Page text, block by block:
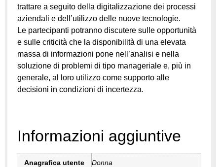
trattare a seguito della digitalizzazione dei processi
aziendali e dell’utilizzo delle nuove tecnologie.
Le partecipanti potranno discutere sulle opportunità
e sulle criticità che la disponibilità di una elevata
massa di informazioni pone nell’analisi e nella
soluzione di problemi di tipo manageriale e, più in
generale, al loro utilizzo come supporto alle
decisioni in condizioni di incertezza.
Informazioni aggiuntive
Anagrafica utente Donna